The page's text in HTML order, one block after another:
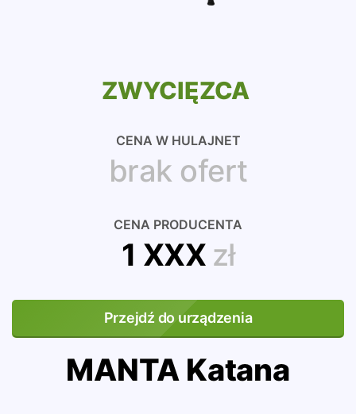
ZWYCIĘZCA
CENA W HULAJNET
brak ofert
CENA PRODUCENTA
1 XXX zł
Przejdź do urządzenia
MANTA Katana